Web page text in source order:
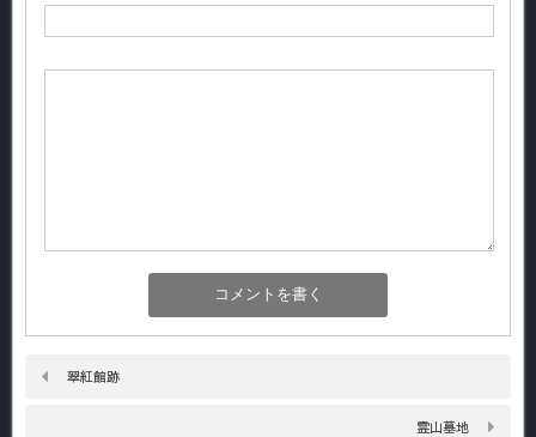
翠紅館跡
霊山墓地